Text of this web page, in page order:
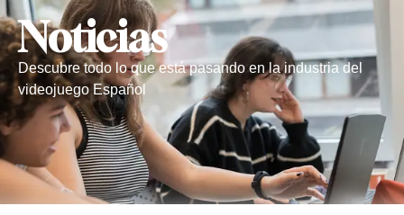
Noticias
Descubre todo lo que está pasando en la industria del
videojuego Español